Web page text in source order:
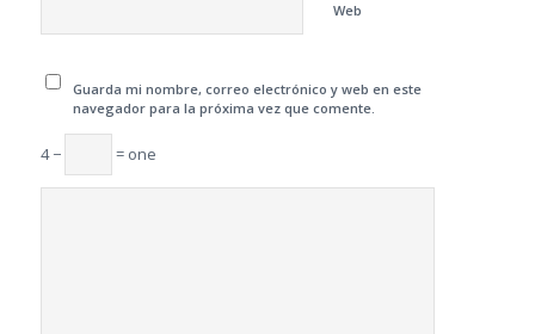
Web
Guarda mi nombre, correo electrónico y web en este
navegador para la próxima vez que comente.
4 − = one